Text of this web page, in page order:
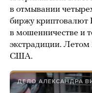
в отмывании
биржу криптовалют
в мошенничестве и
экстрадиции.
США.
ДЕЛО АЛЕКСАНДРА